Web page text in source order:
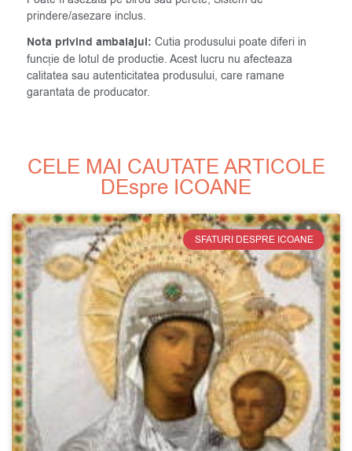
prindere/asezare inclus.
Nota privind ambalajul: Cutia produsului poate diferi in
funcție de lotul de productie. Acest lucru nu afecteaza
calitatea sau autenticitatea produsului, care ramane
garantata de producator.
CELE MAI CAUTATE ARTICOLE
DEspre ICOANE
SFATURI DESPRE ICOANE